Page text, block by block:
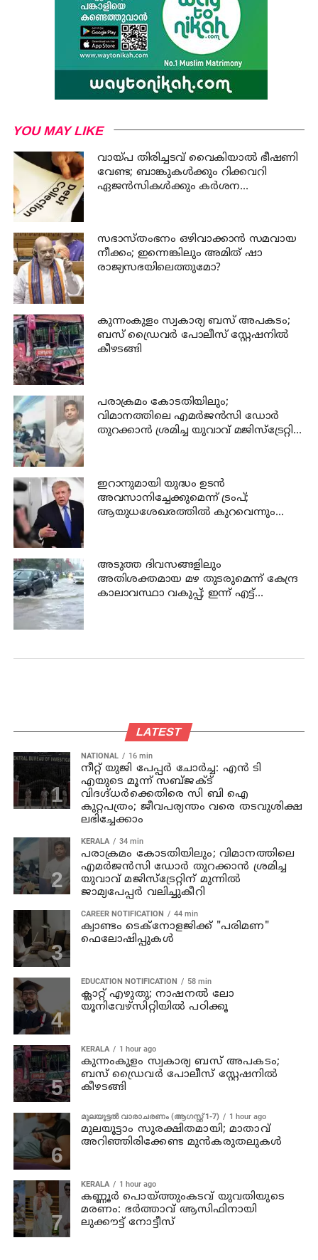
YOU MAY LIKE
വായ്പ തിരിച്ചടവ് വൈകിയാൽ ഭീഷണി
വേണ്ട; ബാങ്കുകൾക്കും റിക്കവറി
ഏജൻസികൾക്കും കർശന
സഭാസ്തംഭനം ഒഴിവാക്കാൻ സമവായ
നീക്കം; ഇന്നെങ്കിലും അമിത് ഷാ
രാജ്യസഭയിലെത്തുമോ?
കുന്നംകുളം സ്വകാര്യ ബസ് അപകടം;
ബസ് ഡ്രൈവര്‍ പോലീസ് സ്റ്റേഷനില്‍
കീഴടങ്ങി
പരാക്രമം കോടതിയിലും;
വിമാനത്തിലെ എമര്‍ജന്‍സി ഡോര്‍
തുറക്കാന്‍ ശ്രമിച്ച യുവാവ് മജിസ്ട്രേറ്റിന്
ഇറാനുമായി യുദ്ധം ഉടൻ
അവസാനിച്ചേക്കുമെന്ന് ട്രംപ്;
ആയുധശേഖരത്തിൽ കുറവെന്നും
അടുത്ത ദിവസങ്ങളിലും
അതിശക്തമായ മഴ തുടരുമെന്ന് കേന്ദ്ര
കാലാവസ്ഥാ വകുപ്പ്; ഇന്ന് എട്ട്
LATEST
NATIONAL 16 min
നീറ്റ് യുജി പേപ്പർ ചോർച്ച: എൻ ടി
എയുടെ മൂന്ന് സബ്ജക്ട്
വിദഗ്ദ്ധർക്കെതിരെ സി ബി ഐ
കുറ്റപത്രം; ജീവപര്യന്തം വരെ തടവുശിക്ഷ
ലഭിച്ചേക്കാം
KERALA 34 min
പരാക്രമം കോടതിയിലും; വിമാനത്തിലെ
എമര്‍ജന്‍സി ഡോര്‍ തുറക്കാന്‍ ശ്രമിച്ച
യുവാവ് മജിസ്ട്രേറ്റിന് മുന്നില്‍
ജാമ്യപേപ്പര്‍ വലിച്ചുകീറി
CAREER NOTIFICATION 44 min
ക്വാണ്ടം ടെക്‌നോളജിക്ക് "പരിമണ"
ഫെലോഷിപ്പുകൾ
EDUCATION NOTIFICATION 58 min
ക്ലാറ്റ് എഴുതു; നാഷനൽ ലോ
യൂനിവേഴ്‌സിറ്റിയിൽ പഠിക്കൂ
KERALA 1 hour ago
കുന്നംകുളം സ്വകാര്യ ബസ് അപകടം;
ബസ് ഡ്രൈവര്‍ പോലീസ് സ്റ്റേഷനില്‍
കീഴടങ്ങി
മുലയൂട്ടൽ വാരാചരണം (ആഗസ്റ്റ് 1-7) 1 hour ago
മുലയൂട്ടാം സുരക്ഷിതമായി; മാതാവ്
അറിഞ്ഞിരിക്കേണ്ട മുൻകരുതലുകൾ
KERALA 1 hour ago
കണ്ണൂര്‍ പൊയ്ത്തുംകടവ് യുവതിയുടെ
മരണം: ഭർത്താവ് ആസിഫിനായി
ലുക്കൗട്ട് നോട്ടീസ്